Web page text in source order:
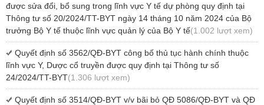
được sửa đổi, bổ sung trong lĩnh vực Y tế dự phòng quy định tại
Thông tư số 20/2024/TT-BYT ngày 14 tháng 10 năm 2024 của Bộ
trưởng Bộ Y tế thuộc lĩnh vực quản lý của Bộ Y tế(1.002 lượt xem)
Quyết định số 3562/QĐ-BYT công bố thủ tục hành chính thuộc
lĩnh vực Y, Dược cổ truyền được quy định tại Thông tư số
24/2024/TT-BYT(1.306 lượt xem)
Quyết định số 3514/QĐ-BYT v/v bãi bỏ QĐ 5086/QĐ-BYT và QĐ